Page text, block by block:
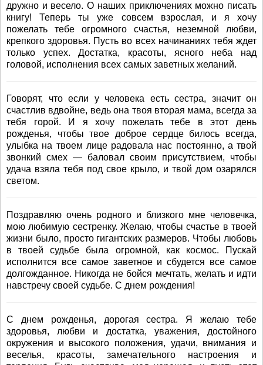
дружно и весело. О наших приключениях можно писать
книгу! Теперь ты уже совсем взрослая, и я хочу
пожелать тебе огромного счастья, неземной любви,
крепкого здоровья. Пусть во всех начинаниях тебя ждет
только успех. Достатка, красоты, ясного неба над
головой, исполнения всех самых заветных желаний.
Говорят, что если у человека есть сестра, значит он
счастлив вдвойне, ведь она твоя вторая мама, всегда за
тебя горой. И я хочу пожелать тебе в этот день
рожденья, чтобы твое доброе сердце билось всегда,
улыбка на твоем лице радовала нас постоянно, а твой
звонкий смех — баловал своим присутствием, чтобы
удача взяла тебя под свое крыло, и твой дом озарялся
светом.
Поздравляю очень родного и близкого мне человечка,
мою любимую сестренку. Желаю, чтобы счастье в твоей
жизни было, просто гигантских размеров. Чтобы любовь
в твоей судьбе была огромной, как космос. Пускай
исполнится все самое заветное и сбудется все самое
долгожданное. Никогда не бойся мечтать, желать и идти
навстречу своей судьбе. С днем рождения!
С днем рожденья, дорогая сестра. Я желаю тебе
здоровья, любви и достатка, уважения, достойного
окружения и высокого положения, удачи, внимания и
веселья, красоты, замечательного настроения и